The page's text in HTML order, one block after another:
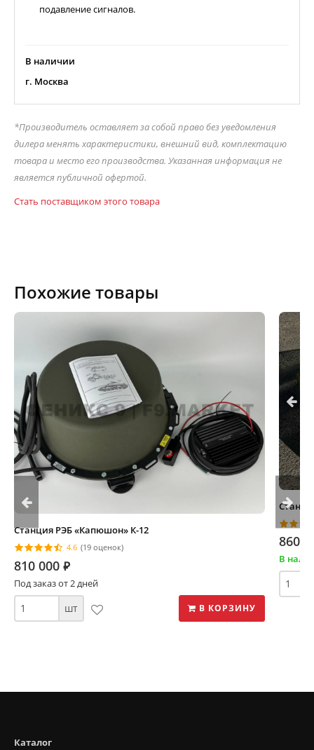
подавление сигналов.
В наличии
г. Москва
*Производитель оставляет за собой право без уведомления
дилера менять характеристики, внешний вид, комплектацию
товара и место его производства. Указанная информация не
является публичной офертой.
Стать поставщиком этого товара
Похожие товары
Станция РЭБ «Капюшон» К-12
4.6 (19 оценок)
810 000 ⃏
Под заказ от 2 дней
шт В КОРЗИНУ
860
В
Каталог